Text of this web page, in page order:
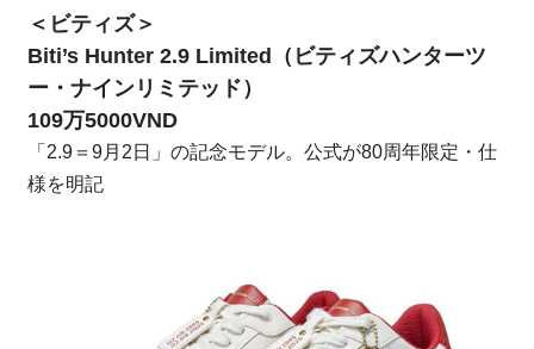
＜ビティズ＞
Biti’s Hunter 2.9 Limited（ビティズハンターツ
ー・ナインリミテッド）
109万5000VND
「2.9＝9月2日」の記念モデル。公式が80周年限定・仕
様を明記